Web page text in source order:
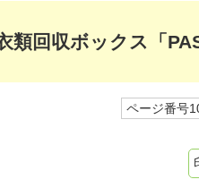
類回収ボックス「
ページ番号